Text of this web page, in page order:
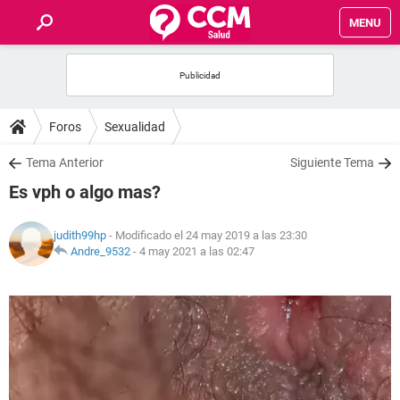
MENU
FOROS
SALUD
FAMILIA
NUTRICIÓN
BIENESTAR
SEXUALIDAD
GLOSARIO
Foros Sexualidad
Tema Anterior Siguiente Tema
Es vph o algo mas?
judith99hp - Modificado el 24 may 2019 a las 23:30
Andre_9532 - 4 may 2021 a las 02:47